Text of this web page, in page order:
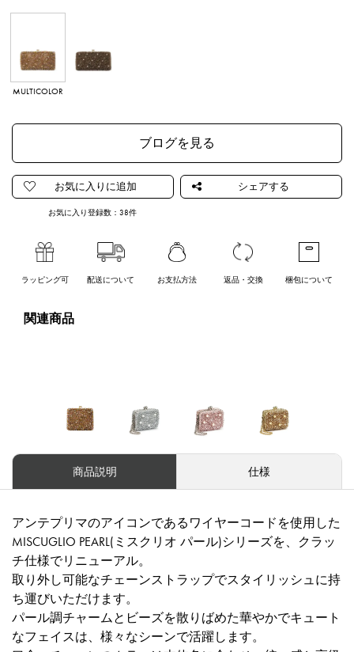
MULTICOLOR
ブログを見る
お気に入り登録数：38件
ラッピング可 配送について お支払方法 返品・交換 梱包について
関連商品
商品説明 仕様
アンテプリマのアイコンであるワイヤーコードを使用した
MISCUGLIO PEARL(ミスクリオ パール)シリーズを、クラッ
チ仕様でリニューアル。
取り外し可能なチェーンストラップでスタイリッシュに持
ち運びいただけます。
パール調チャームとビーズを散りばめた華やかでキュート
なフェイスは、様々なシーンで活躍します。